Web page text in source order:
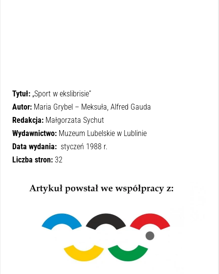
Tytuł: „Sport w ekslibrisie”
Autor: Maria Grybel – Meksuła, Alfred Gauda
Redakcja: Małgorzata Sychut
Wydawnictwo: Muzeum Lubelskie w Lublinie
Data wydania: styczeń 1988 r.
Liczba stron: 32